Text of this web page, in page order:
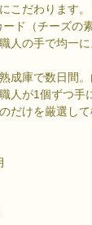
こだわります。
ード（チーズの
人の手で均一
成庫で数日間
人が1個ずつ手
だけを厳選して